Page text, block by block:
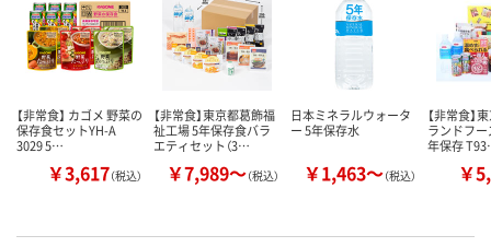
【非常食】 カゴメ 野菜の
保存食セットYH-A
3029 5…
￥3,617（税込）
【非常食】東京都葛飾福
祉工場 5年保存食バラ
エティセット（3…
￥7,989～（税込）
日本ミネラルウォータ
ー 5年保存水
￥1,463～（税込）
【非常食】
ランドフ
年保存
￥